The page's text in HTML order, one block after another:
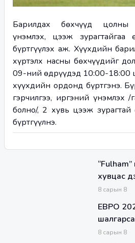
Барилдах бөхчүүд цолны
үнэмлэх, цээж
бүртгүүлэх аж. Хүүхдийн
хүртэлх насны бөхчүүдийг
09-ний өдрүүдэд 10:00-18:00
хүүхдийн ордонд бүртгэнэ.
гэрчилгээ, иргэний үнэмлэх
болно/, 2 хувь цээж
бүртгүүлнэ.
“Fulham”
хувцас
8 сарын 8
ЕВРО
8 сарын 8